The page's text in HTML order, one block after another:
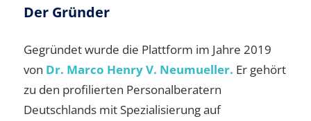
Der Gründer
Gegründet wurde die Plattform im Jahre 2019
von Dr. Marco Henry V. Neumueller. Er gehört
zu den profilierten Personalberatern
Deutschlands mit Spezialisierung auf